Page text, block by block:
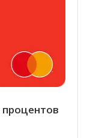
процентов